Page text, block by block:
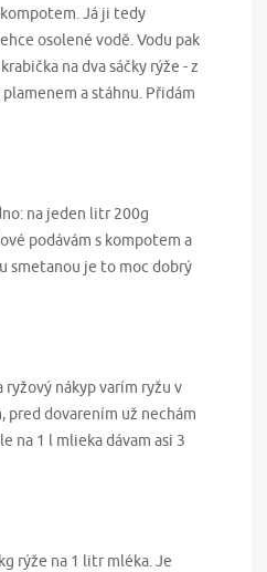
Já ji tedy
osolené vodě. Vodu pak
na dva sáčky rýže - z
a stáhnu. Přidám
na jeden litr 200g
podávám s kompotem a
smetanou je to moc dobrý
nákyp varím ryžu v
pred dovarením už nechám
na 1 l mlieka dávam asi 3
rýže na 1 litr mléka. Je